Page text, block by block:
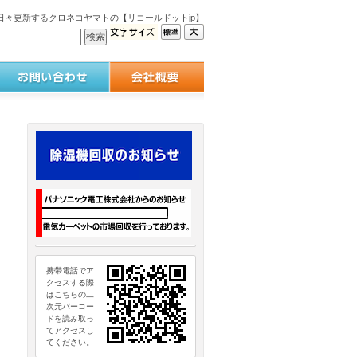
更新するクロネコヤマトの【リコールドットjp】
携帯電話でア
クセスする際
はこちらの二
次元バーコー
ドを読み取っ
てアクセスし
てください。